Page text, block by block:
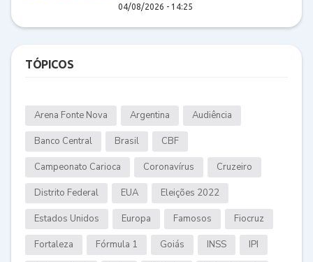
04/08/2026 - 14:25
TÓPICOS
Arena Fonte Nova Argentina Audiência
Banco Central Brasil CBF
Campeonato Carioca Coronavírus Cruzeiro
Distrito Federal EUA Eleições 2022
Estados Unidos Europa Famosos Fiocruz
Fortaleza Fórmula 1 Goiás INSS IPI